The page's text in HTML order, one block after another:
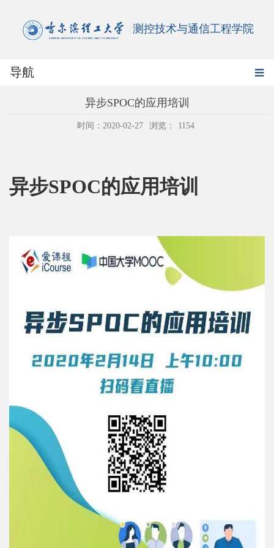
测控技术与通信工程学院
导航
异步SPOC的应用培训
时间：2020-02-27 浏览： 1154
异步SPOC的应用培训